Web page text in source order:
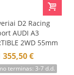
D2 Racing
AUDI A3
2WD 55mm
08-12
355,50 €
terminas: 3-7 d.d.